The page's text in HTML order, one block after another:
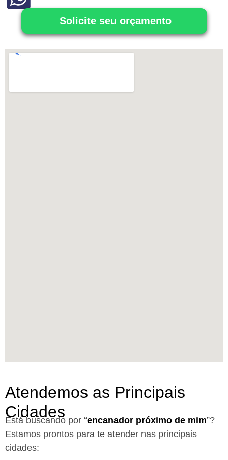
Solicite seu orçamento
Atendemos as Principais
Cidades
Está buscando por “encanador próximo de mim”?
Estamos prontos para te atender nas principais
cidades: